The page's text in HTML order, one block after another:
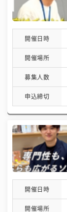
開催日時
開催場所
募集人数
申込締切
開催日時
開催場所